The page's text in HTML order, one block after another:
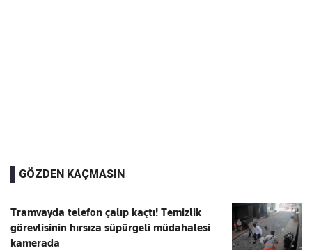
GÖZDEN KAÇMASIN
Tramvayda telefon çalıp kaçtı! Temizlik
görevlisinin hırsıza süpürgeli müdahalesi
kamerada